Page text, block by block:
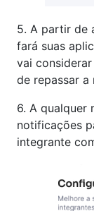
5. A partir de
fará suas
vai
de repassar
6. A qualquer
notificações
integrante